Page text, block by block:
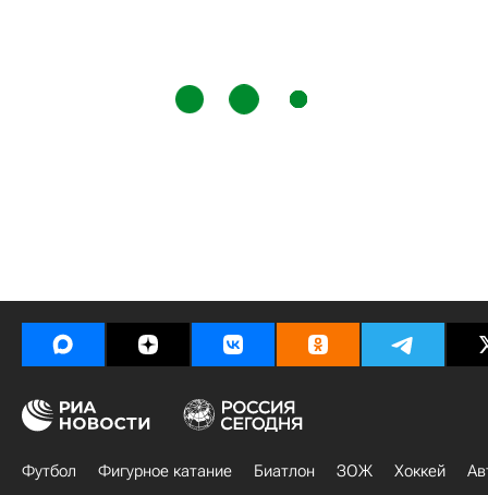
Футбол Фигурное катание Биатлон ЗОЖ Хоккей